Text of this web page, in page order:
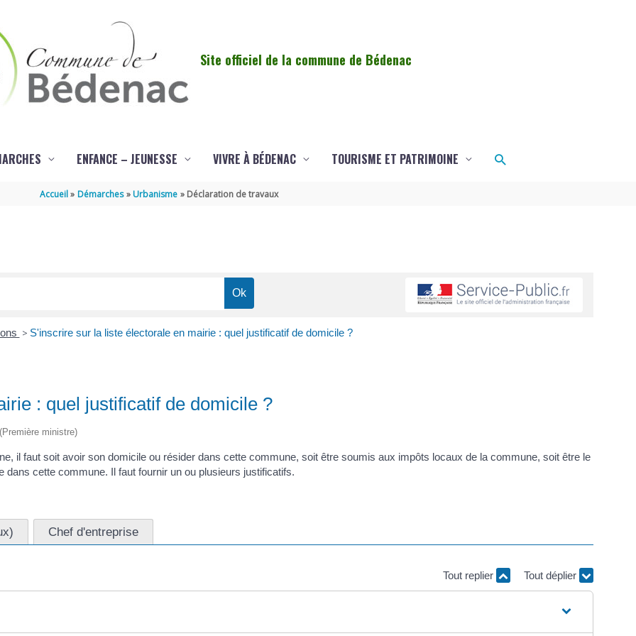
Site officiel de la commune de Bédenac
ENFANCE – JEUNESSE VIVRE À BÉDENAC TOURISME ET PATRIMOINE Rechercher
Accueil Démarches Urbanisme Déclaration de travaux
> S'inscrire sur la liste électorale en mairie : quel justificatif de domicile ?
: quel justificatif de domicile ?
ministre)
il faut soit avoir son domicile ou résider dans cette commune, soit être soumis aux impôts locaux de la commune, soit être le
cette commune. Il faut fournir un ou plusieurs justificatifs.
Chef d'entreprise
Tout replier Tout déplier